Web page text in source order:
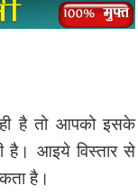
है तो आपको इसके
है। आइये विस्तार से
है।